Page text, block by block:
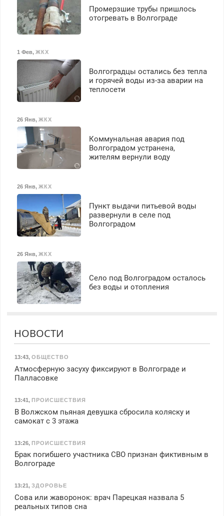
Промерзшие трубы пришлось
отогревать в Волгограде
1 Фев, ЖКХ
Волгоградцы остались без тепла
и горячей воды из-за аварии на
теплосети
26 Янв, ЖКХ
Коммунальная авария под
Волгоградом устранена,
жителям вернули воду
26 Янв, ЖКХ
Пункт выдачи питьевой воды
развернули в селе под
Волгоградом
26 Янв, ЖКХ
Село под Волгоградом осталось
без воды и отопления
НОВОСТИ
13:43, ОБЩЕСТВО
Атмосферную засуху фиксируют в Волгограде и
Палласовке
13:41, ПРОИСШЕСТВИЯ
В Волжском пьяная девушка сбросила коляску и
самокат с 3 этажа
13:26, ПРОИСШЕСТВИЯ
Брак погибшего участника СВО признан фиктивным в
Волгограде
13:21, ЗДОРОВЬЕ
Сова или жаворонок: врач Парецкая назвала 5
реальных типов сна